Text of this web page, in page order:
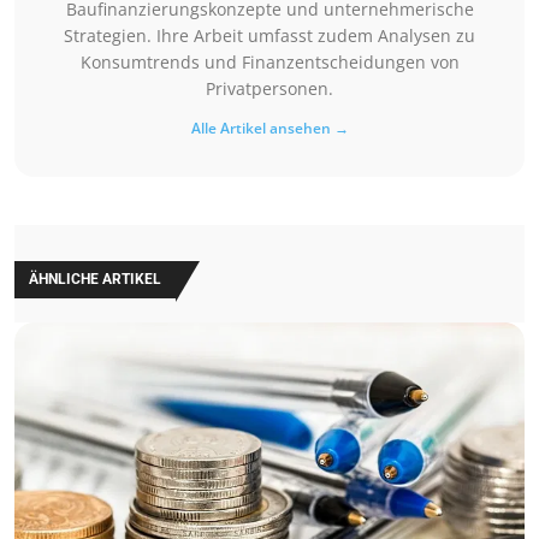
Baufinanzierungskonzepte und unternehmerische
Strategien. Ihre Arbeit umfasst zudem Analysen zu
Konsumtrends und Finanzentscheidungen von
Privatpersonen.
Alle Artikel ansehen →
ÄHNLICHE ARTIKEL